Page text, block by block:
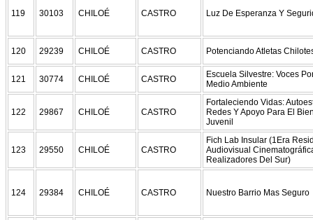
119 30103 CHILOÉ CASTRO Luz De Esperanza Y
120 29239 CHILOÉ CASTRO Potenciando Atletas
121 30774 CHILOÉ CASTRO
Escuela Silvestre: Voces
Medio Ambiente
122 29867 CHILOÉ CASTRO
Fortaleciendo Vidas:
Redes Y Apoyo Para El
Juvenil
123 29550 CHILOÉ CASTRO
Fich Lab Insular (1Era
Audiovisual
Realizadores Del Sur)
124 29384 CHILOÉ CASTRO Nuestro Barrio Mas Seguro